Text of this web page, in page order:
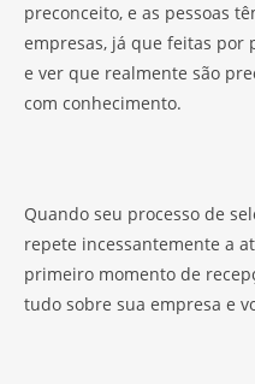
preconceito, e as pessoas
empresas, já que feitas por
e ver que realmente são
com conhecimento.
Quando seu processo de
repete incessantemente a
primeiro momento de
tudo sobre sua empresa e